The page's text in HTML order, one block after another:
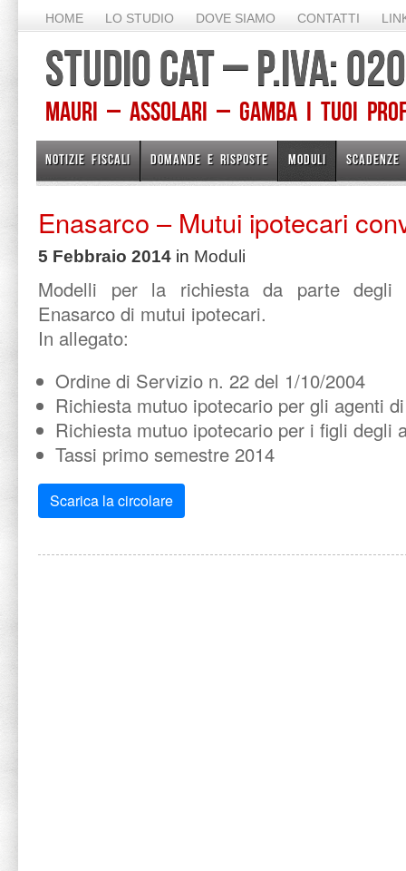
HOME LO STUDIO DOVE SIAMO CONTATTI
STUDIO CAT – P.IVA:
Mauri – Assolari – Gamba I TUOI
NOTIZIE FISCALI DOMANDE E RISPOSTE MODULI SCADENZE
Enasarco – Mutui ipotecari
5 Febbraio 2014 in Moduli
Modelli per la richiesta da parte degli
Enasarco di mutui ipotecari.
In allegato:
Ordine di Servizio n. 22 del 1/10/2004
Richiesta mutuo ipotecario per gli agenti
Richiesta mutuo ipotecario per i figli degli
Tassi primo semestre 2014
Scarica la circolare